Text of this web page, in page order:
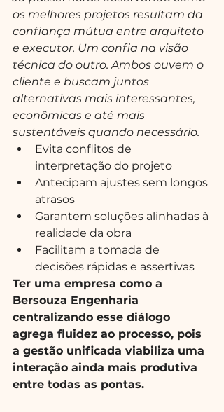
os melhores projetos resultam da
confiança mútua entre arquiteto
e executor. Um confia na visão
técnica do outro. Ambos ouvem o
cliente e ​buscam juntos
alternativas mais interessantes,
econômicas e até mais
sustentáveis quando necessário.
Evita conflitos de
interpretação do projeto
Antecipam ajustes sem longos
atrasos
Garantem soluções alinhadas à
realidade da obra
Facilitam a tomada de
decisões rápidas e assertivas
Ter uma empresa como a
Bersouza Engenharia
centralizando esse diálogo
agrega fluidez ao processo, pois
a gestão unificada viabiliza uma
interação ainda mais produtiva
entre todas as pontas.